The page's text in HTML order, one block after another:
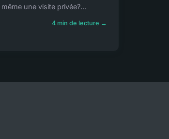
une visite privée?...
4 min de lecture →